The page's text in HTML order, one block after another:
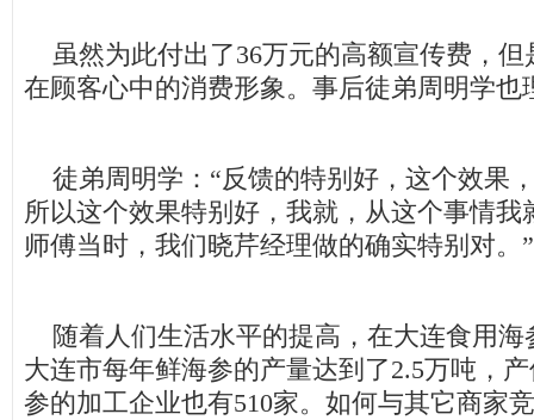
虽然为此付出了36万元的高额宣传费，但
在顾客心中的消费形象。事后徒弟周明学也
徒弟周明学：“反馈的特别好，这个效果
所以这个效果特别好，我就，从这个事情我
师傅当时，我们晓芹经理做的确实特别对。”
随着人们生活水平的提高，在大连食用海
大连市每年鲜海参的产量达到了2.5万吨，
参的加工企业也有510家。如何与其它商家